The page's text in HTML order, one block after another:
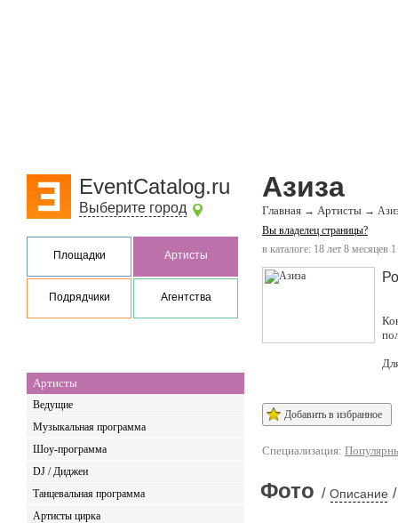
EventCatalog.ru
Выберите город
Площадки Артисты
Подрядчики Агентства
Артисты
Ведущие
Музыкальная программа
Шоу-программа
DJ / Диджеи
Танцевальная программа
Артисты цирка
Азиза
Главная → Артисты →
Вы владелец страницы?
в каталоге: 18 лет 8 месяцев 1
Добавить в избранное
Специализация:
Фото / Описание /